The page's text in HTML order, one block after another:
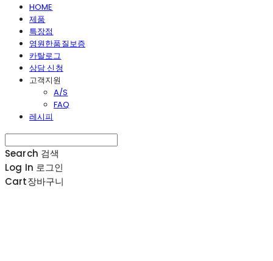
HOME
제품
특장점
영원한품질보증
카탈로그
상담 신청
고객지원
A/S
FAQ
레시피
Search 검색
Log In 로그인
Cart장바구니